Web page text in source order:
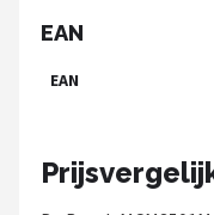
EAN
EAN